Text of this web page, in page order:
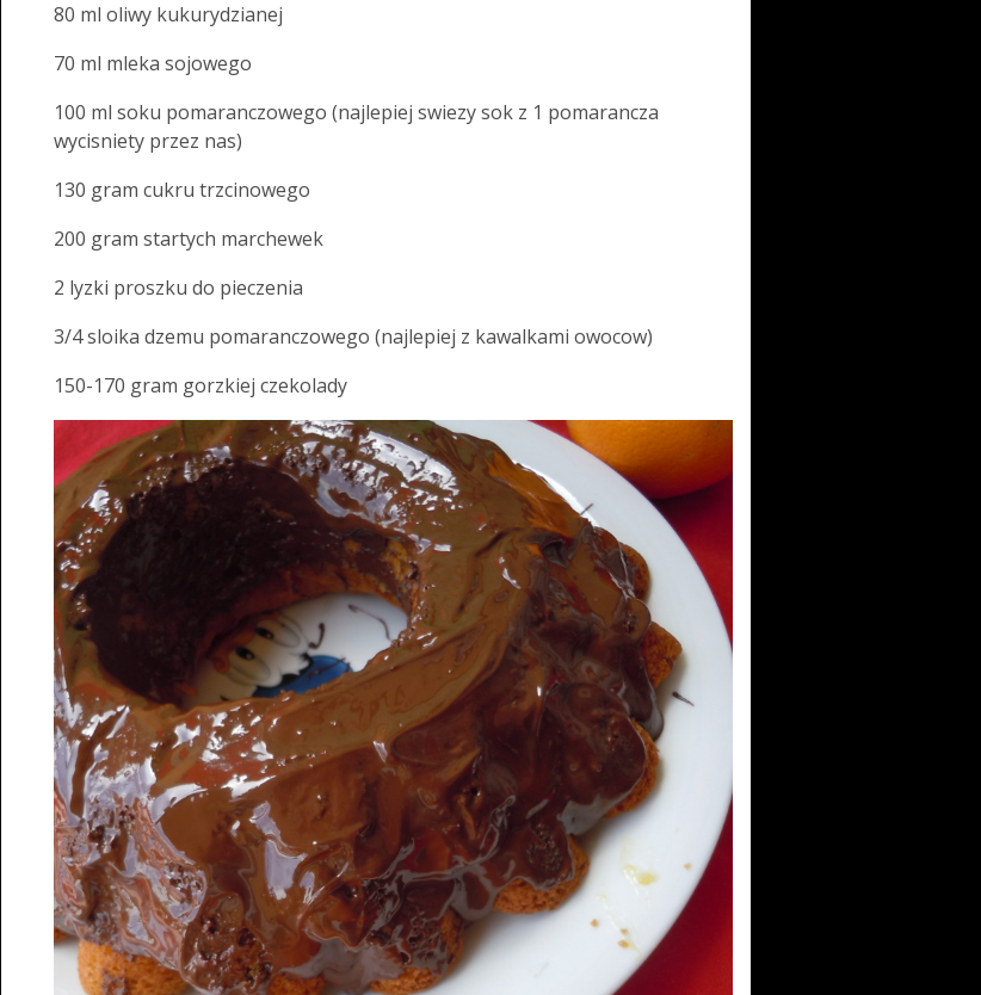
80 ml oliwy kukurydzianej
70 ml mleka sojowego
100 ml soku pomaranczowego (najlepiej swiezy sok z 1 pomarancza
wycisniety przez nas)
130 gram cukru trzcinowego
200 gram startych marchewek
2 lyzki proszku do pieczenia
3/4 sloika dzemu pomaranczowego (najlepiej z kawalkami owocow)
150-170 gram gorzkiej czekolady